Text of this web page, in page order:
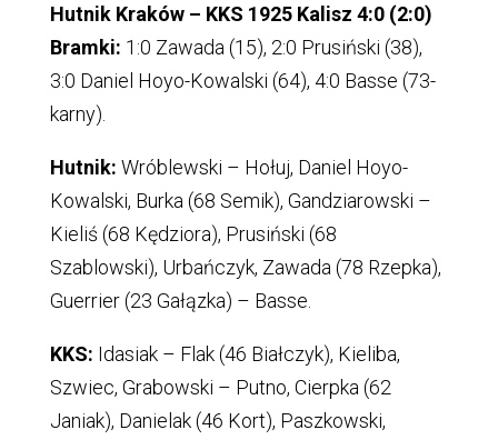
Hutnik Kraków – KKS 1925 Kalisz 4:0 (2:0)
Bramki: 1:0 Zawada (15), 2:0 Prusiński (38),
3:0 Daniel Hoyo-Kowalski (64), 4:0 Basse (73-
karny).
Hutnik: Wróblewski – Hołuj, Daniel Hoyo-
Kowalski, Burka (68 Semik), Gandziarowski –
Kieliś (68 Kędziora), Prusiński (68
Szablowski), Urbańczyk, Zawada (78 Rzepka),
Guerrier (23 Gałązka) – Basse.
KKS: Idasiak – Flak (46 Białczyk), Kieliba,
Szwiec, Grabowski – Putno, Cierpka (62
Janiak), Danielak (46 Kort), Paszkowski,